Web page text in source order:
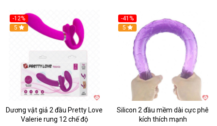
-12%
5
Dương vật giả 2 đầu Pretty Love
Valerie rung 12 chế độ
-41%
Hot
5
Silicon 2 đầu mềm dài cực phê
kích thích mạnh